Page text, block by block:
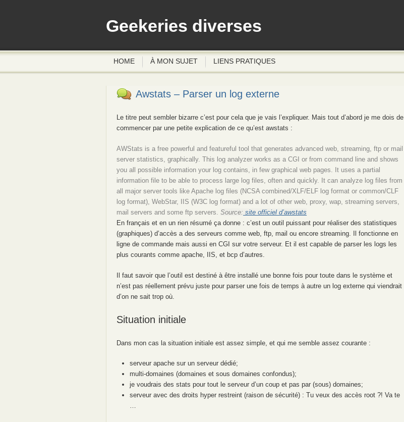
Geekeries diverses
HOME À MON SUJET LIENS PRATIQUES
Awstats – Parser un log externe
Le titre peut sembler bizarre c’est pour cela que je vais l’expliquer. Mais tout d’abord je me dois de
commencer par une petite explication de ce qu’est awstats :
AWStats is a free powerful and featureful tool that generates advanced web, streaming, ftp or mail
server statistics, graphically. This log analyzer works as a CGI or from command line and shows
you all possible information your log contains, in few graphical web pages. It uses a partial
information file to be able to process large log files, often and quickly. It can analyze log files from
all major server tools like Apache log files (NCSA combined/XLF/ELF log format or common/CLF
log format), WebStar, IIS (W3C log format) and a lot of other web, proxy, wap, streaming servers,
mail servers and some ftp servers.Source: site officiel d’awstats
En français et en un rien résumé ça donne : c’est un outil puissant pour réaliser des statistiques
(graphiques) d’accès a des serveurs comme web, ftp, mail ou encore streaming. Il fonctionne en
ligne de commande mais aussi en CGI sur votre serveur. Et il est capable de parser les logs les
plus courants comme apache, IIS, et bcp d’autres.
Il faut savoir que l’outil est destiné à être installé une bonne fois pour toute dans le système et
n’est pas réellement prévu juste pour parser une fois de temps à autre un log externe qui viendrait
d’on ne sait trop où.
Situation initiale
Dans mon cas la situation initiale est assez simple, et qui me semble assez courante :
serveur apache sur un serveur dédié;
multi-domaines (domaines et sous domaines confondus);
je voudrais des stats pour tout le serveur d’un coup et pas par (sous) domaines;
serveur avec des droits hyper restreint (raison de sécurité) : Tu veux des accès root ?! Va te
…